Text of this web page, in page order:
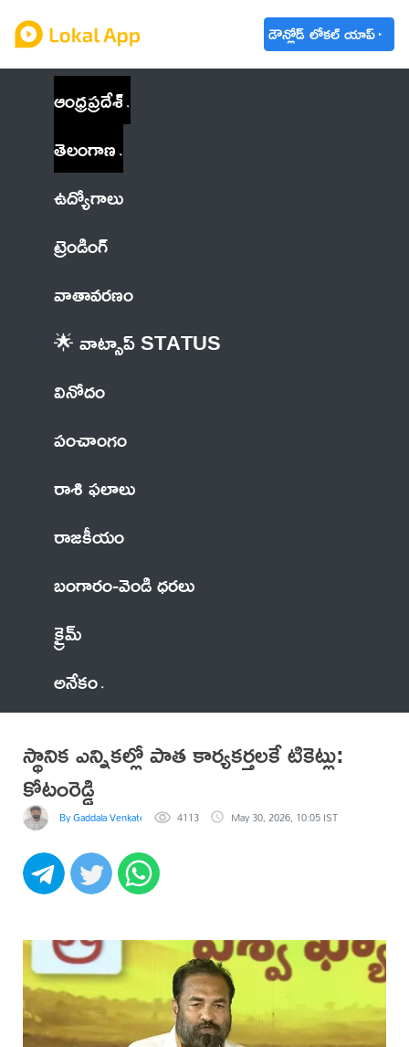
డౌన్లోడ్ లోకల్ యాప్
ఆంధ్రప్రదేశ్
తెలంగాణ
ఉద్యోగాలు
ట్రెండింగ్
వాతావరణం
🌟 వాట్సాప్ STATUS
వినోదం
పంచాంగం
రాశి ఫలాలు
రాజకీయం
బంగారం-వెండి ధరలు
క్రైమ్
అనేకం
స్థానిక ఎన్నికల్లో పాత కార్యకర్తలకే టికెట్లు:
కోటంరెడ్డి
By Gaddala VenkateswaraRao4113 May 30, 2026, 10:05 IST